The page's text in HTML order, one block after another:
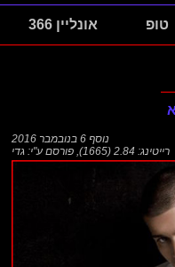
טופ אונליין 366
נוסף 6 בנובמבר 2016
רייטינג: 2.84 (1665)
, פורסם ע"י: גדי